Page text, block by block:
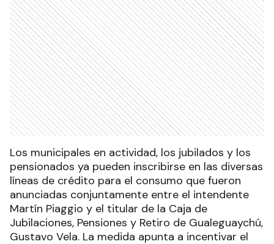
Los municipales en actividad, los jubilados y los
pensionados ya pueden inscribirse en las diversas
líneas de crédito para el consumo que fueron
anunciadas conjuntamente entre el intendente
Martín Piaggio y el titular de la Caja de
Jubilaciones, Pensiones y Retiro de Gualeguaychú,
Gustavo Vela. La medida apunta a incentivar el